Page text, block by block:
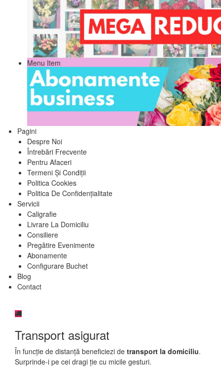
Menu Item
Pagini
Despre Noi
Întrebări Frecvente
Pentru Afaceri
Termeni Și Condiții
Politica Cookies
Politica De Confidențialitate
Servicii
Caligrafie
Livrare La Domiciliu
Consiliere
Pregătire Evenimente
Abonamente
Configurare Buchet
Blog
Contact
Transport asigurat
În funcție de distanță beneficiezi de transport la domiciliu.
Surprinde-i pe cei dragi ție cu micile gesturi.